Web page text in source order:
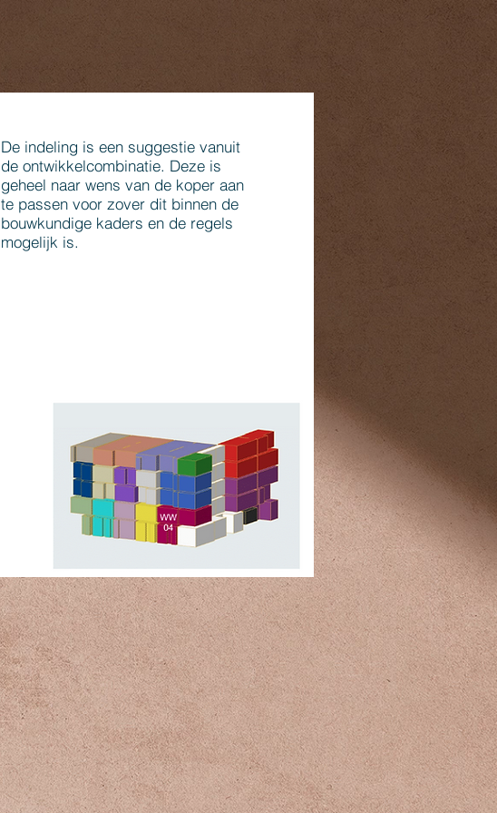
De indeling is een suggestie vanuit
de ontwikkelcombinatie. Deze is
geheel naar wens van de koper aan
te passen voor zover dit binnen de
bouwkundige kaders en de regels
mogelijk is.